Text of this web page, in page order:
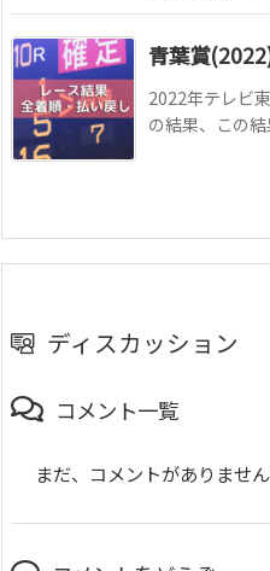
青葉賞
2022年テレビ
の結果、この
ディスカッション
コメント一覧
まだ、コメントがありません